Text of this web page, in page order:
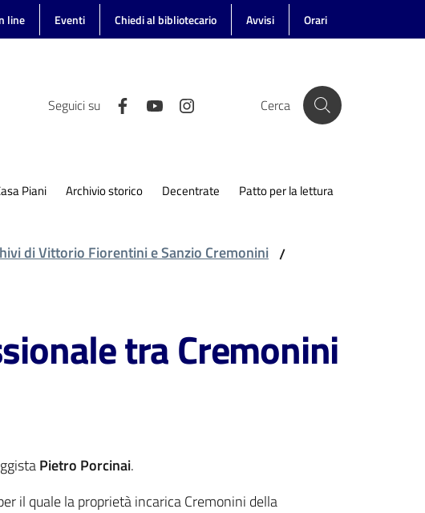
line Eventi Chiedi al bibliotecario Avvisi Orari
Seguici su Cerca
Piani Archivio storico Decentrate Patto per la lettura
di Vittorio Fiorentini e Sanzio Cremonini /
tra Cremonini
Pietro Porcinai.
il quale la proprietà incarica Cremonini della